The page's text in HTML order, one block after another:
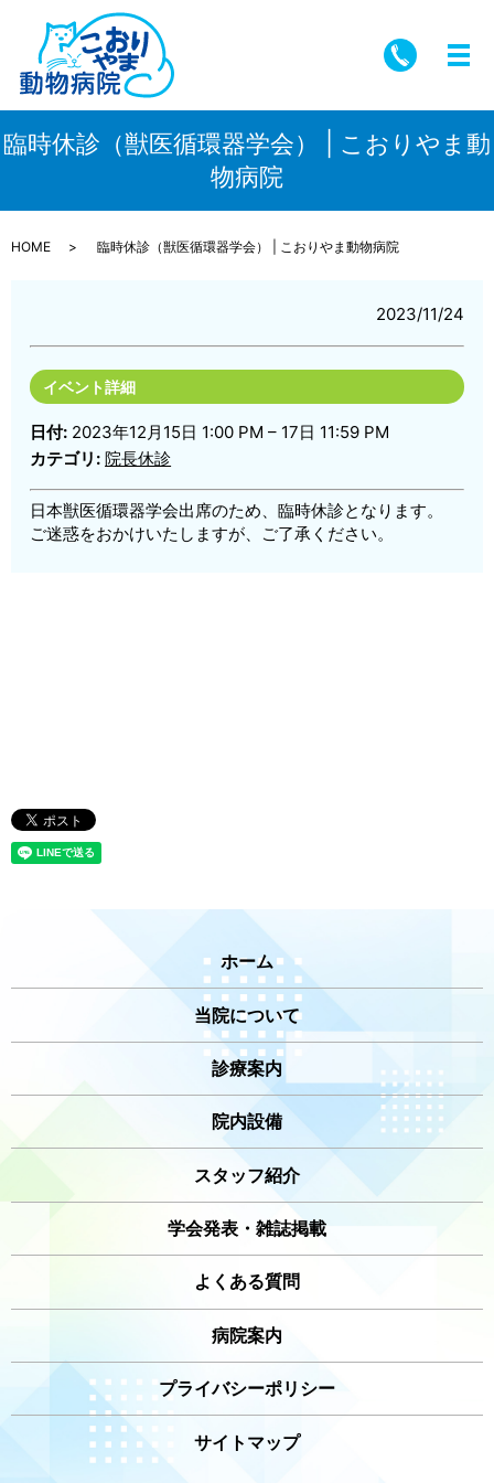
メ
臨時休診（獣医循環器学会） | こおりやま動
物病院
HOME 臨時休診（獣医循環器学会） | こおりやま動物病院
2023/11/24
イベント詳細
日付: 2023年12月15日 1:00 PM – 17日 11:59 PM
カテゴリ: 院長休診
日本獣医循環器学会出席のため、臨時休診となります。
ご迷惑をおかけいたしますが、ご了承ください。
ホーム
当院について
診療案内
院内設備
スタッフ紹介
学会発表・雑誌掲載
よくある質問
病院案内
プライバシーポリシー
サイトマップ